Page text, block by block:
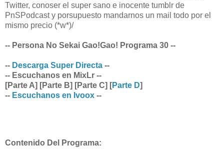
Twitter, conoser el super sano e inocente tumblr de
PnSPodcast y porsupuesto mandarnos un mail todo por el
mismo precio (*w*)/
-- Persona No Sekai Gao!Gao! Programa 30 --
-- Descarga Super Directa --
-- Escuchanos en MixLr --
[Parte A] [Parte B] [Parte C] [Parte D]
-- Escuchanos en Ivoox --
Contenido Del Programa: